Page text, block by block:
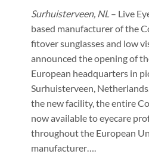
Surhuisterveen, NL – Live
based manufacturer of the
fitover sunglasses and low
announced the opening of
European headquarters in
Surhuisterveen,
the new facility, the entire
now available to eyecare
throughout the European
manufacturer….